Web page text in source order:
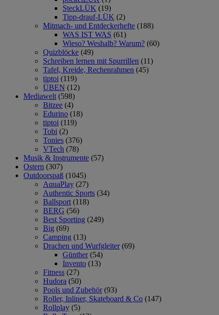
SteckLÜK (19)
Tipp-drauf-LÜK (2)
Mitmach- und Entdeckerhefte (188)
WAS IST WAS (61)
Wieso? Weshalb? Warum? (60)
Quizblöcke (49)
Schreiben lernen mit Spurrillen (11)
Tafel, Kreide, Rechenrahmen (45)
tiptoi (119)
ÜBEN (12)
Mediawelt (598)
Bitzee (4)
Edurino (18)
tiptoi (119)
Tobi (2)
Tonies (376)
VTech (78)
Musik & Instrumente (57)
Ostern (307)
Outdoorspaß (1045)
AquaPlay (27)
Authentic Sports (34)
Ballsport (118)
BERG (56)
Best Sporting (249)
Big (69)
Camping (13)
Drachen und Wurfgleiter (69)
Günther (54)
Invento (13)
Fitness (27)
Hudora (50)
Pools und Zubehör (93)
Roller, Inliner, Skateboard & Co (147)
Rollplay (5)